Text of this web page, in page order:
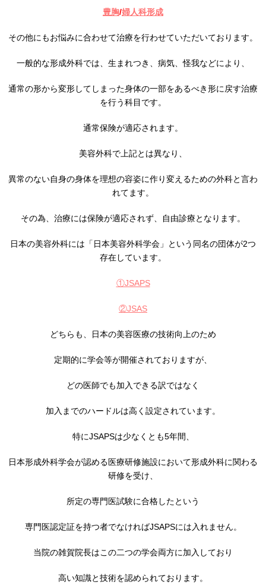
豊胸/婦人科形成
その他にもお悩みに合わせて治療を行わせていただいております。
一般的な形成外科では、生まれつき、病気、怪我などにより、
通常の形から変形してしまった身体の一部をあるべき形に戻す治療
を行う科目です。
通常保険が適応されます。
美容外科で上記とは異なり、
異常のない自身の身体を理想の容姿に作り変えるための外科と言わ
れてます。
その為、治療には保険が適応されず、自由診療となります。
日本の美容外科には「日本美容外科学会」という同名の団体が2つ
存在しています。
①JSAPS
②JSAS
どちらも、日本の美容医療の技術向上のため
定期的に学会等が開催されておりますが、
どの医師でも加入できる訳ではなく
加入までのハードルは高く設定されています。
特にJSAPSは少なくとも5年間、
日本形成外科学会が認める医療研修施設において形成外科に関わる
研修を受け、
所定の専門医試験に合格したという
専門医認定証を持つ者でなければJSAPSには入れません。
当院の雑賀院長はこの二つの学会両方に加入しており
高い知識と技術を認められております。